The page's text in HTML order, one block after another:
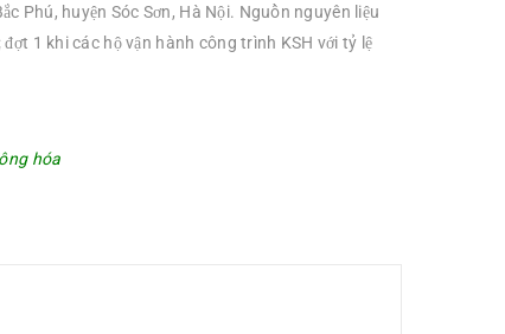
Phú, huyện Sóc Sơn, Hà Nội. Nguồn nguyên liệu
1 khi các hộ vận hành công trình KSH với tỷ lệ
hóa